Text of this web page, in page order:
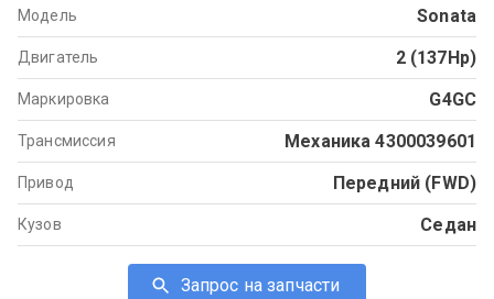
Модель Sonata
Двигатель 2 (137Hp)
Маркировка G4GC
Трансмиссия Механика 4300039601
Привод Передний (FWD)
Кузов Седан
Запрос на запчасти